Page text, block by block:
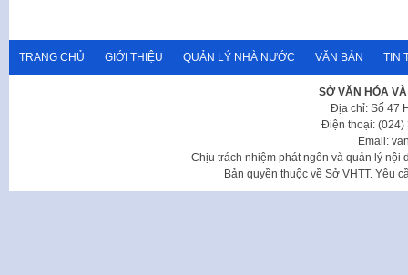
TRANG CHỦ GIỚI THIỆU QUẢN LÝ NHÀ NƯỚC VĂN BẢN TIN
SỞ VĂN HÓA
Địa chỉ: Số 47
Điện thoại: (024)
Email:
Chịu trách nhiệm phát ngôn và quản lý nội
Bản quyền thuộc về Sở VHTT. Yêu